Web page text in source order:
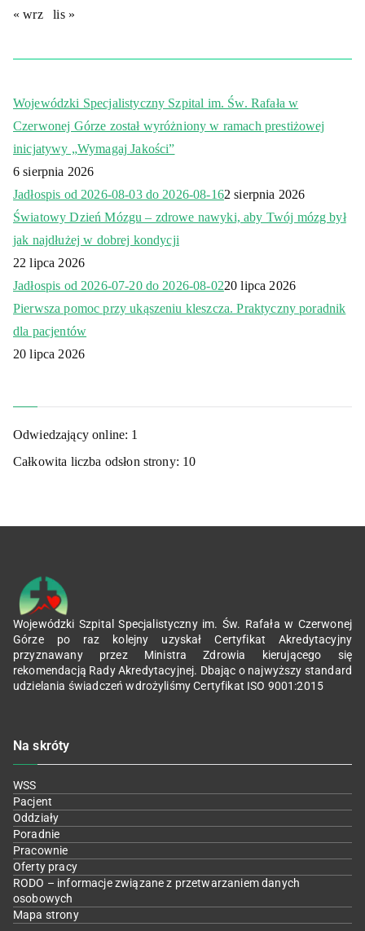
« wrz lis »
Wojewódzki Specjalistyczny Szpital im. Św. Rafała w
Czerwonej Górze został wyróżniony w ramach prestiżowej
inicjatywy „Wymagaj Jakości”
6 sierpnia 2026
Jadłospis od 2026-08-03 do 2026-08-162 sierpnia 2026
Światowy Dzień Mózgu – zdrowe nawyki, aby Twój mózg był
jak najdłużej w dobrej kondycji
22 lipca 2026
Jadłospis od 2026-07-20 do 2026-08-0220 lipca 2026
Pierwsza pomoc przy ukąszeniu kleszcza. Praktyczny poradnik
dla pacjentów
20 lipca 2026
Odwiedzający online: 1
Całkowita liczba odsłon strony: 10
Wojewódzki Szpital Specjalistyczny im. Św. Rafała w Czerwonej
Górze po raz kolejny uzyskał Certyfikat Akredytacyjny
przyznawany przez Ministra Zdrowia kierującego się
rekomendacją Rady Akredytacyjnej. Dbając o najwyższy standard
udzielania świadczeń wdrożyliśmy Certyfikat ISO 9001:2015
Na skróty
WSS
Pacjent
Oddziały
Poradnie
Pracownie
Oferty pracy
RODO – informacje związane z przetwarzaniem danych
osobowych
Mapa strony